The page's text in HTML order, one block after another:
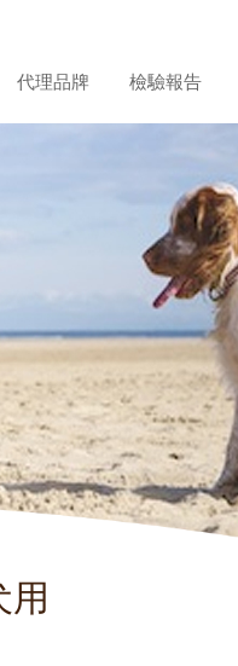
檢驗報告
代理品牌